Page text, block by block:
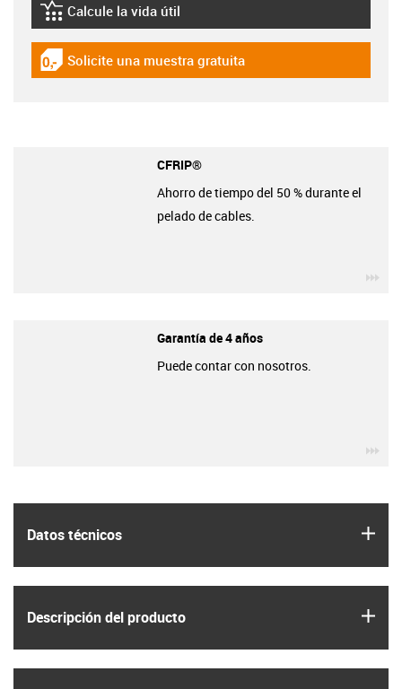
Datos técnicos
Descripción del producto
igus-icon-lebensdauerrechner
Calcule la vida útil
igus-icon-gratismuster
Solicite una muestra gratuita
CFRIP®
Ahorro de tiempo del 50 % durante el
pelado de cables.
Garantía de 4 años
Puede contar con nosotros.